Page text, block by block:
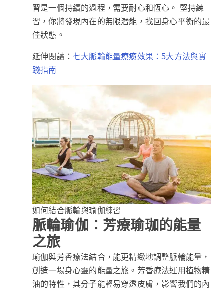
習是一個持續的過程，需要耐心和恆心。 堅持練
習，你將發現內在的無限潛能，找回身心平衡的最
佳狀態。
延伸閱讀： 七大脈輪能量療癒效果：5大方法與實
踐指南
如何結合脈輪與瑜伽練習
脈輪瑜伽：芳療瑜珈的能量
之旅
瑜伽與芳香療法結合，能更精緻地調整脈輪能量，
創造一場身心靈的能量之旅。芳香療法運用植物精
油的特性，其分子能輕易穿透皮膚，影響我們的內